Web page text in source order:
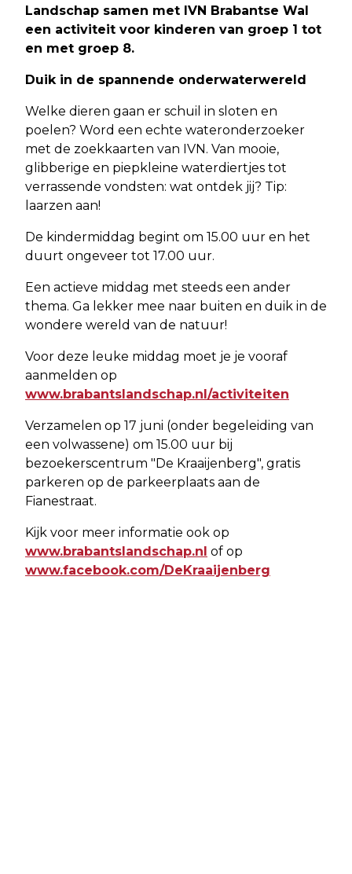
Landschap samen met IVN Brabantse Wal
een activiteit voor kinderen van groep 1 tot
en met groep 8.
Duik in de spannende onderwaterwereld
Welke dieren gaan er schuil in sloten en
poelen? Word een echte wateronderzoeker
met de zoekkaarten van IVN. Van mooie,
glibberige en piepkleine waterdiertjes tot
verrassende vondsten: wat ontdek jij? Tip:
laarzen aan!
De kindermiddag begint om 15.00 uur en het
duurt ongeveer tot 17.00 uur.
Een actieve middag met steeds een ander
thema. Ga lekker mee naar buiten en duik in de
wondere wereld van de natuur!
Voor deze leuke middag moet je je vooraf
aanmelden op
www.brabantslandschap.nl/activiteiten
Verzamelen op 17 juni (onder begeleiding van
een volwassene) om 15.00 uur bij
bezoekerscentrum "De Kraaijenberg", gratis
parkeren op de parkeerplaats aan de
Fianestraat.
Kijk voor meer informatie ook op
www.brabantslandschap.nl of op
www.facebook.com/DeKraaijenberg